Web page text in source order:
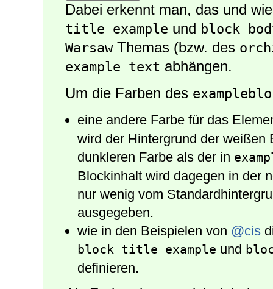
Dabei erkennt man, das und
title example und block
WarsawThemas (bzw. des
example text abhängen.
Um die Farben des
eine andere Farbe für das
wird der Hintergrund der weißen
dunkleren Farbe als der in
Blockinhalt wird dagegen in der
nur wenig vom
ausgegeben.
wie in den Beispielen von @cis
block title example und
definieren.